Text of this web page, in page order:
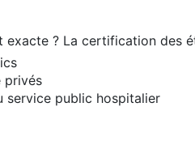
? La certification des
privés
service public hospitalier